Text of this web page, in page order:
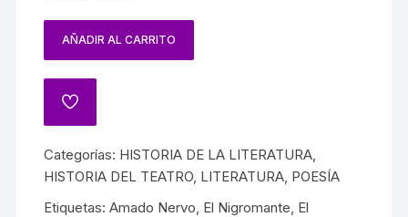
AÑADIR AL CARRITO
Categorías: HISTORIA DE LA LITERATURA,
HISTORIA DEL TEATRO, LITERATURA, POESÍA
Etiquetas:Amado Nervo, El Nigromante, El